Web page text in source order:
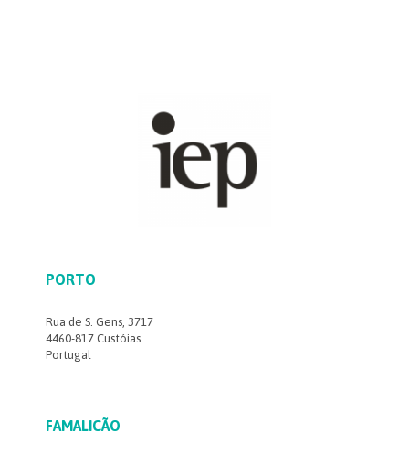
PORTO
Rua de S. Gens, 3717
4460-817 Custóias
Portugal
FAMALICÃO